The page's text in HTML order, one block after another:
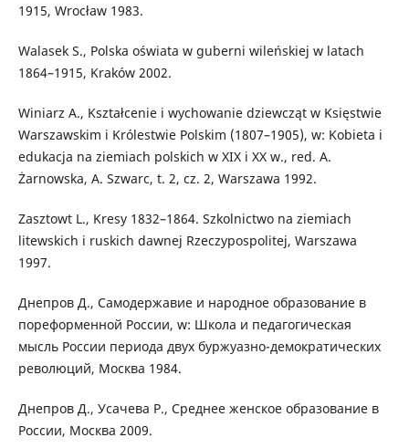
1915, Wrocław 1983.
Walasek S., Polska oświata w guberni wileńskiej w latach
1864–1915, Kraków 2002.
Winiarz A., Kształcenie i wychowanie dziewcząt w Księstwie
Warszawskim i Królestwie Polskim (1807–1905), w: Kobieta i
edukacja na ziemiach polskich w XIX i XX w., red. A.
Żarnowska, A. Szwarc, t. 2, cz. 2, Warszawa 1992.
Zasztowt L., Kresy 1832–1864. Szkolnictwo na ziemiach
litewskich i ruskich dawnej Rzeczypospolitej, Warszawa
1997.
Днепров Д., Самодержавие и народное образование в
пореформенной России, w: Школа и педагогическая
мысль России периода двух буржуазно-демократических
революций, Москва 1984.
Днепров Д., Усачева Р., Среднее женское образование в
России, Москва 2009.